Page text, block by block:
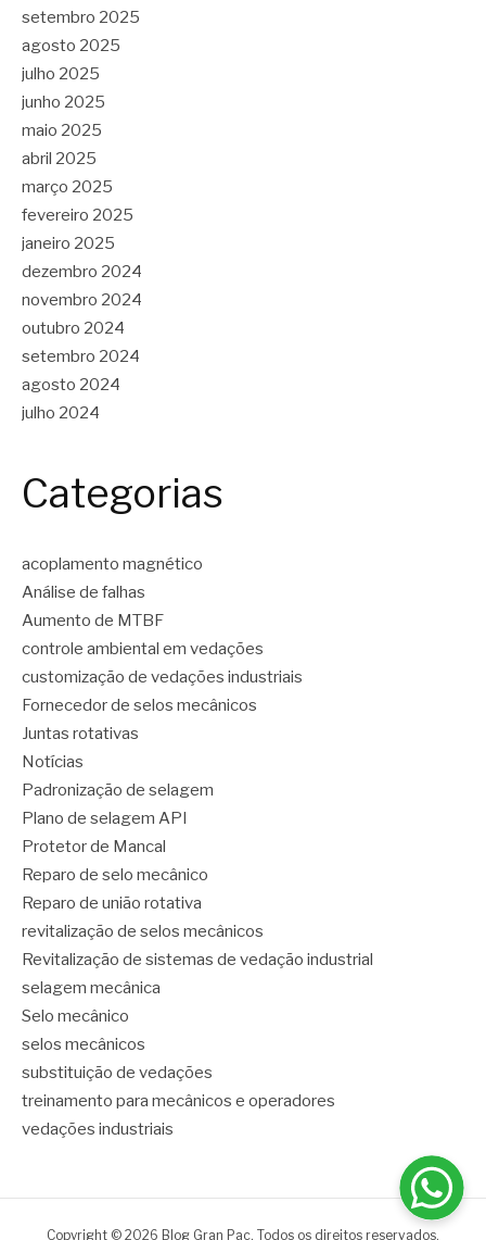
setembro 2025
agosto 2025
julho 2025
junho 2025
maio 2025
abril 2025
março 2025
fevereiro 2025
janeiro 2025
dezembro 2024
novembro 2024
outubro 2024
setembro 2024
agosto 2024
julho 2024
Categorias
acoplamento magnético
Análise de falhas
Aumento de MTBF
controle ambiental em vedações
customização de vedações industriais
Fornecedor de selos mecânicos
Juntas rotativas
Notícias
Padronização de selagem
Plano de selagem API
Protetor de Mancal
Reparo de selo mecânico
Reparo de união rotativa
revitalização de selos mecânicos
Revitalização de sistemas de vedação industrial
selagem mecânica
Selo mecânico
selos mecânicos
substituição de vedações
treinamento para mecânicos e operadores
vedações industriais
Copyright © 2026 Blog Gran Pac. Todos os direitos reservados.